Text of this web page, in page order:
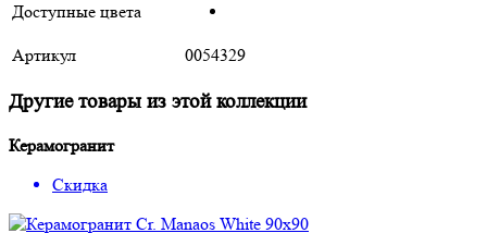
Доступные цвета
Артикул 0054329
Другие товары из этой коллекции
Керамогранит
Скидка